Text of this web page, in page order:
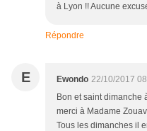
à Lyon !! Aucune
Répondre
E Ewondo 22/10/2017
Bon et saint dimanche
merci à Madame
Tous les dimanches il